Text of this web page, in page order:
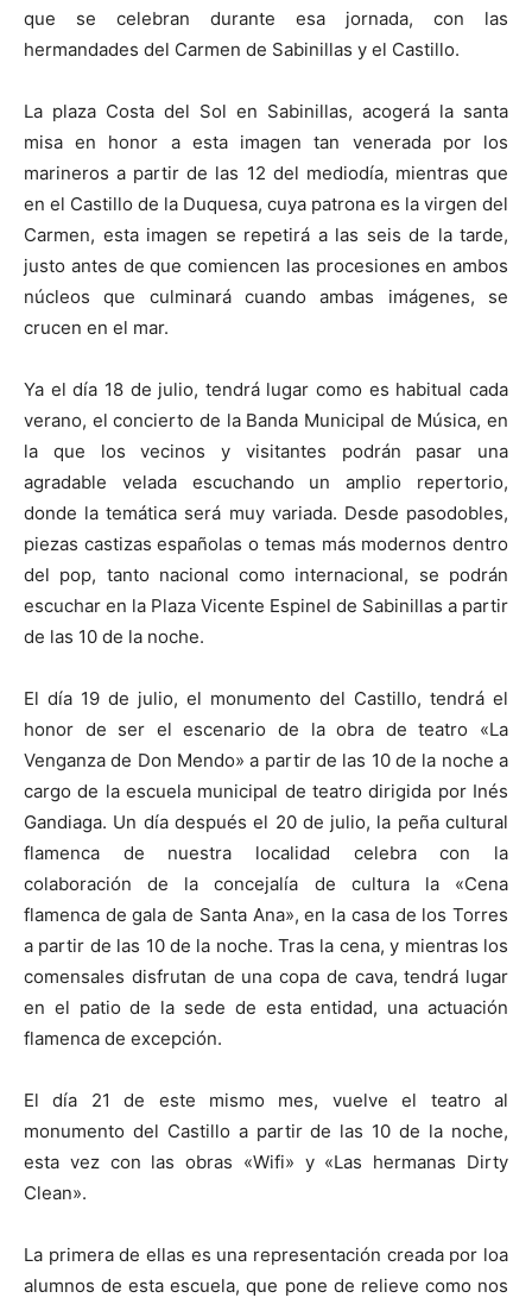
que se celebran durante esa jornada, con las
hermandades del Carmen de Sabinillas y el Castillo.
La plaza Costa del Sol en Sabinillas, acogerá la santa
misa en honor a esta imagen tan venerada por los
marineros a partir de las 12 del mediodía, mientras que
en el Castillo de la Duquesa, cuya patrona es la virgen del
Carmen, esta imagen se repetirá a las seis de la tarde,
justo antes de que comiencen las procesiones en ambos
núcleos que culminará cuando ambas imágenes, se
crucen en el mar.
Ya el día 18 de julio, tendrá lugar como es habitual cada
verano, el concierto de la Banda Municipal de Música, en
la que los vecinos y visitantes podrán pasar una
agradable velada escuchando un amplio repertorio,
donde la temática será muy variada. Desde pasodobles,
piezas castizas españolas o temas más modernos dentro
del pop, tanto nacional como internacional, se podrán
escuchar en la Plaza Vicente Espinel de Sabinillas a partir
de las 10 de la noche.
El día 19 de julio, el monumento del Castillo, tendrá el
honor de ser el escenario de la obra de teatro «La
Venganza de Don Mendo» a partir de las 10 de la noche a
cargo de la escuela municipal de teatro dirigida por Inés
Gandiaga. Un día después el 20 de julio, la peña cultural
flamenca de nuestra localidad celebra con la
colaboración de la concejalía de cultura la «Cena
flamenca de gala de Santa Ana», en la casa de los Torres
a partir de las 10 de la noche. Tras la cena, y mientras los
comensales disfrutan de una copa de cava, tendrá lugar
en el patio de la sede de esta entidad, una actuación
flamenca de excepción.
El día 21 de este mismo mes, vuelve el teatro al
monumento del Castillo a partir de las 10 de la noche,
esta vez con las obras «Wifi» y «Las hermanas Dirty
Clean».
La primera de ellas es una representación creada por loa
alumnos de esta escuela, que pone de relieve como nos